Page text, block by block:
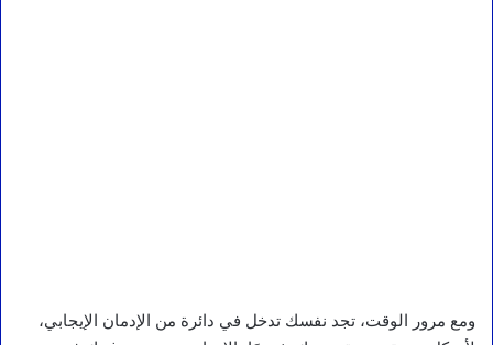
ومع مرور الوقت، تجد نفسك تدخل في دائرة من الإدمان الإيجابي،